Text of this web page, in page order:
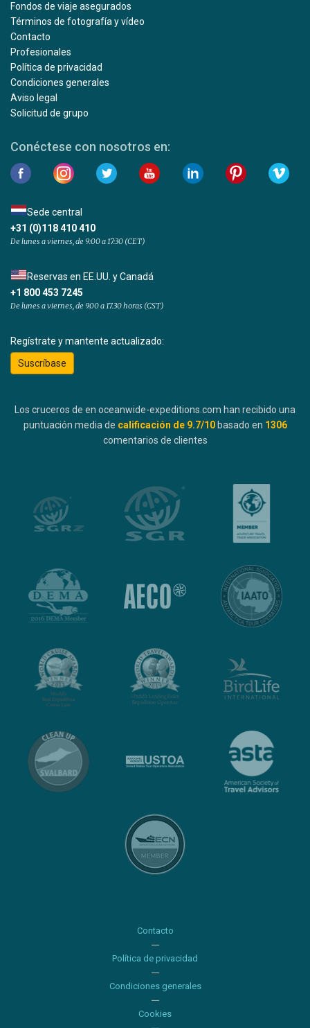
Fondos de viaje asegurados
Términos de fotografía y vídeo
Contacto
Profesionales
Política de privacidad
Condiciones generales
Aviso legal
Solicitud de grupo
Conéctese con nosotros en:
Sede central
+31 (0)118 410 410
De lunes a viernes, de 9:00 a 17:30 (CET)
Reservas en EE.UU. y Canadá
+1 800 453 7245
De lunes a viernes, de 9.00 a 17.30 horas (CST)
Regístrate y mantente actualizado:
Suscríbase
Los cruceros de en oceanwide-expeditions.com han recibido una
puntuación media de calificación de 9.7/10 basado en 1306
comentarios de clientes
Contacto
Política de privacidad
Condiciones generales
Cookies